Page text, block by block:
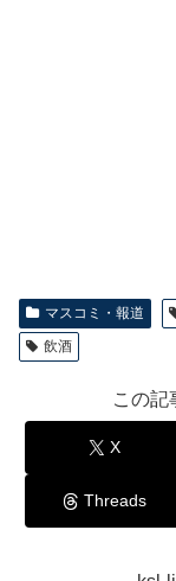
マスコミ・報道
飲酒
この記
X
Threads